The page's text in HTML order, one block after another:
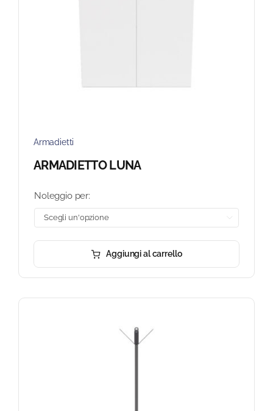
Armadietti
ARMADIETTO LUNA
Noleggio per:
Aggiungi al carrello